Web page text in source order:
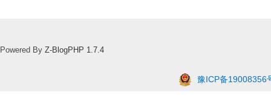
Powered By Z-BlogPHP 1.7.4
豫ICP备19008356